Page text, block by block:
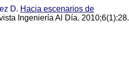
D. Hacia escenarios de
Ingeniería Al Día. 2010;6(1):28.